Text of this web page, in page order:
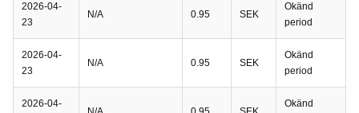
2026-04-
23
N/A 0.95 SEK
Okänd
period
2026-04-
23
N/A 0.95 SEK
Okänd
period
2026-04-
Okänd